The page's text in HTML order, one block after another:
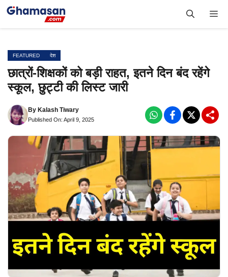
Skip
FEATURED देश
छात्रों-शिक्षकों को बड़ी राहत, इतने दिन बंद रहेंगे
स्कूल, छुट्टी की लिस्ट जारी
By Kalash Tiwary
Published On: April 9, 2025